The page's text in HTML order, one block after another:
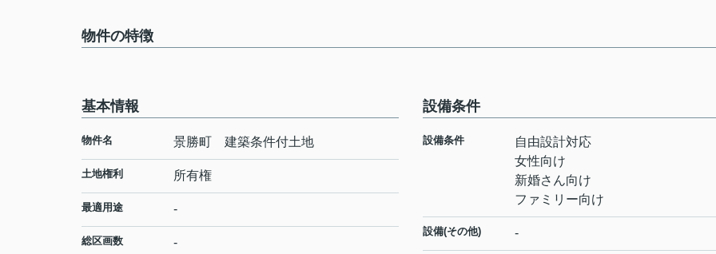
物件の特徴
基本情報
物件名 景勝町 建築条件付土地
土地権利 所有権
最適用途 -
総区画数 -
設備条件
設備条件
自由設計対応
女性向け
新婚さん向け
ファミリー向け
設備(その他) -